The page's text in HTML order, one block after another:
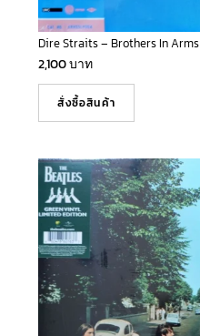
Dire Straits – Brothers In Arms
2,100บาท
สั่งซื้อสินค้า